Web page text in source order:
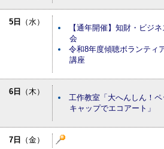
5日 （水）
【通年開催】知財・ビジ
会
令和8年度傾聴ボランティ
講座
6日 （木）
工作教室「大へんしん！
キャップでエコアート」
7日 （金）